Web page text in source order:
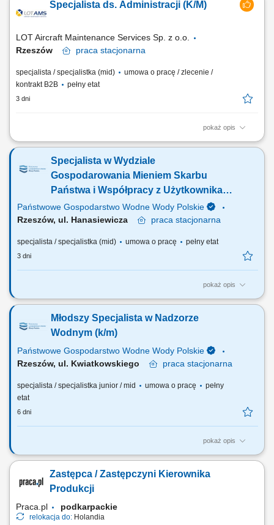
korespondencji i przesyłek. Prowadzenie ewidencji dokumentów,
identyfikatorów i kart dostępu. Organizacja spotkań, rezerwacja sal oraz
Specjalista ds. Administracji (K/M)
LOT Aircraft Maintenance Services Sp. z o.o.
Rzeszów
praca stacjonarna
specjalista / specjalistka (mid)
umowa o pracę / zlecenie /
kontrakt B2B
pełny etat
3 dni
pokaż opis
Obowiązki na stanowisku: Profesjonalna obsługa recepcji oraz dbanie o
pracowników oraz udzielanie niezbędnych informacji. Obsługa centrali
telefonicznej, korespondencji e-mail oraz przesyłek kurierskich i
pocztowych, prowadzenie...
Specjalista w Wydziale
Gospodarowania Mieniem Skarbu
Państwa i Współpracy z Użytkownikami
Wód w RZGW (k/m)
Państwowe Gospodarstwo Wodne Wody Polskie
Rzeszów, ul. Hanasiewicza
praca stacjonarna
specjalista / specjalistka (mid) umowa o pracę pełny etat
3 dni
pokaż opis
OSOBA NA TYM STANOWISKU BĘDZIE ODPOWIEDZIALNA ZA:
których Wody Polskie wykonują uprawnienia właścicielskie i
reprezentują Skarb Państwa, regulowanie praw właścicielskich w
Młodszy Specjalista w Nadzorze
Wodnym (k/m)
Państwowe Gospodarstwo Wodne Wody Polskie
Rzeszów, ul. Kwiatkowskiego
praca stacjonarna
specjalista / specjalistka junior / mid umowa o pracę
pełny
etat
6 dni
pokaż opis
OSOBA NA TYM STANOWISKU BĘDZIE ODPOWIEDZIALNA ZA:
znajdujących się na terenie administrowanym przez Nadzór Wodny,
prowadzenie postępowań administracyjnych i wydawanie zaświadczeń
Zastępca / Zastępczyni Kierownika
Produkcji
Praca.pl podkarpackie
relokacja do: Holandia